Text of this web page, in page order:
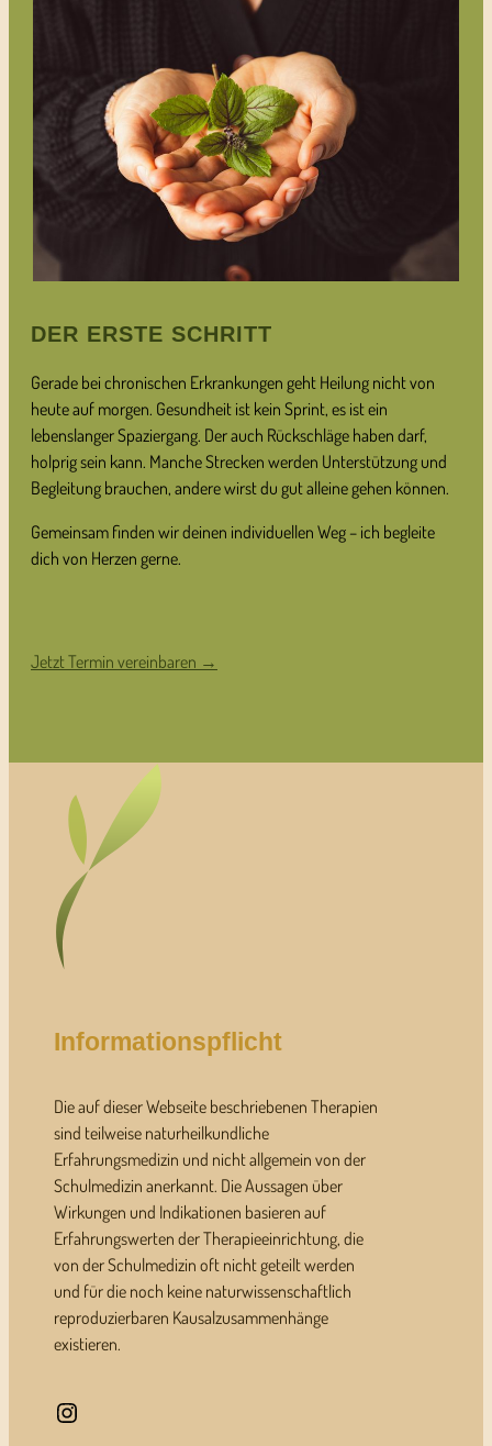
DER ERSTE SCHRITT
Gerade bei chronischen Erkrankungen geht Heilung nicht von
heute auf morgen. Gesundheit ist kein Sprint, es ist ein
lebenslanger Spaziergang. Der auch Rückschläge haben darf,
holprig sein kann. Manche Strecken werden Unterstützung und
Begleitung brauchen, andere wirst du gut alleine gehen können.
Gemeinsam finden wir deinen individuellen Weg – ich begleite
dich von Herzen gerne.
Jetzt Termin vereinbaren →
Informationspflicht
Die auf dieser Webseite beschriebenen Therapien
sind teilweise naturheilkundliche
Erfahrungsmedizin und nicht allgemein von der
Schulmedizin anerkannt. Die Aussagen über
Wirkungen und Indikationen basieren auf
Erfahrungswerten der Therapieeinrichtung, die
von der Schulmedizin oft nicht geteilt werden
und für die noch keine naturwissenschaftlich
reproduzierbaren Kausalzusammenhänge
existieren.
Instagram